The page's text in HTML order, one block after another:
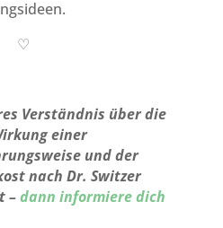
♡
Verständnis über die
einer
und der
nach Dr. Switzer
–dann informiere dich